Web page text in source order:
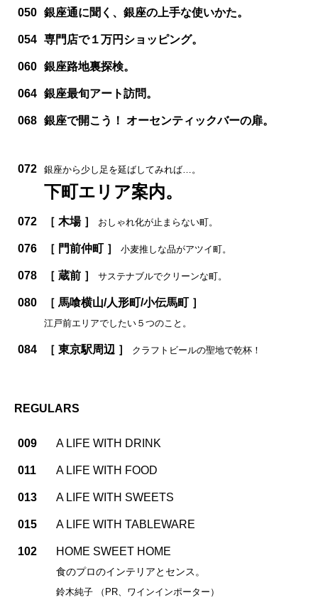
050 銀座通に聞く、銀座の上手な使いかた。
054 専門店で１万円ショッピング。
060 銀座路地裏探検。
064 銀座最旬アート訪問。
068 銀座で開こう！ オーセンティックバーの扉。
072 銀座から少し足を延ばしてみれば…。
下町エリア案内。
072 ［ 木場 ］ おしゃれ化が止まらない町。
076 ［ 門前仲町 ］ 小麦推しな品がアツイ町。
078 ［ 蔵前 ］ サステナブルでクリーンな町。
080 ［ 馬喰横山/人形町/小伝馬町 ］
江戸前エリアでしたい５つのこと。
084 ［ 東京駅周辺 ］ クラフトビールの聖地で乾杯！
REGULARS
009 A LIFE WITH DRINK
011 A LIFE WITH FOOD
013 A LIFE WITH SWEETS
015 A LIFE WITH TABLEWARE
102 HOME SWEET HOME
食のプロのインテリアとセンス。
鈴木純子 （PR、ワインインポーター）